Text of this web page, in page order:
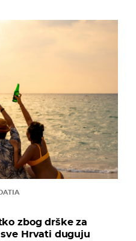
zbog drške za
Hrvati duguju